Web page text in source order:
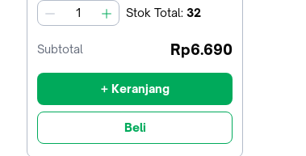
jumlah Stok Total: 32
Subtotal Rp6.690
+ Keranjang
Beli